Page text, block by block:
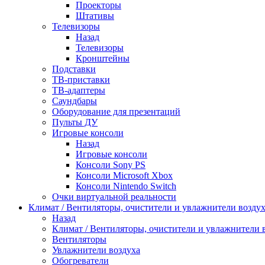
Проекторы
Штативы
Телевизоры
Назад
Телевизоры
Кронштейны
Подставки
ТВ-приставки
ТВ-адаптеры
Саундбары
Оборудование для презентаций
Пульты ДУ
Игровые консоли
Назад
Игровые консоли
Консоли Sony PS
Консоли Microsoft Xbox
Консоли Nintendo Switch
Очки виртуальной реальности
Климат / Вентиляторы, очистители и увлажнители
Назад
Климат / Вентиляторы, очистители и увлажнители
Вентиляторы
Увлажнители воздуха
Обогреватели